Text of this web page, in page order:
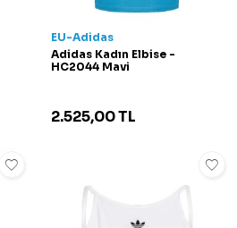
EU-Adidas
Adidas Kadın Elbise -
HC2044 Mavi
2.525,00TL